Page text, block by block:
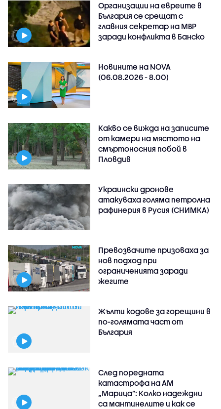
Организации на евреите в
България се срещат с
главния секретар на МВР
заради конфликта в Банско
Новините на NOVA
(06.08.2026 - 8.00)
Какво се вижда на записите
от камери на мястото на
смъртоносния побой в
Пловдив
Украински дронове
атакуваха голяма петролна
рафинерия в Русия (СНИМКА)
Превозвачите призоваха за
нов подход при
ограниченията заради
жегите
Жълти кодове за горещини в
по-голямата част от
България
След поредната
катастрофа на АМ
„Марица”: Колко надеждни
са мантинелите и как се